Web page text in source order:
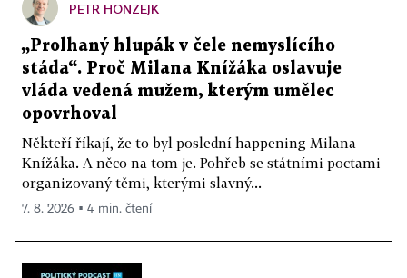
PETR HONZEJK
„Prolhaný hlupák v čele nemyslícího
stáda“. Proč Milana Knížáka oslavuje
vláda vedená mužem, kterým umělec
opovrhoval
Někteří říkají, že to byl poslední happening Milana
Knížáka. A něco na tom je. Pohřeb se státními poctami
organizovaný těmi, kterými slavný...
7. 8. 2026 ▪ 4 min. čtení